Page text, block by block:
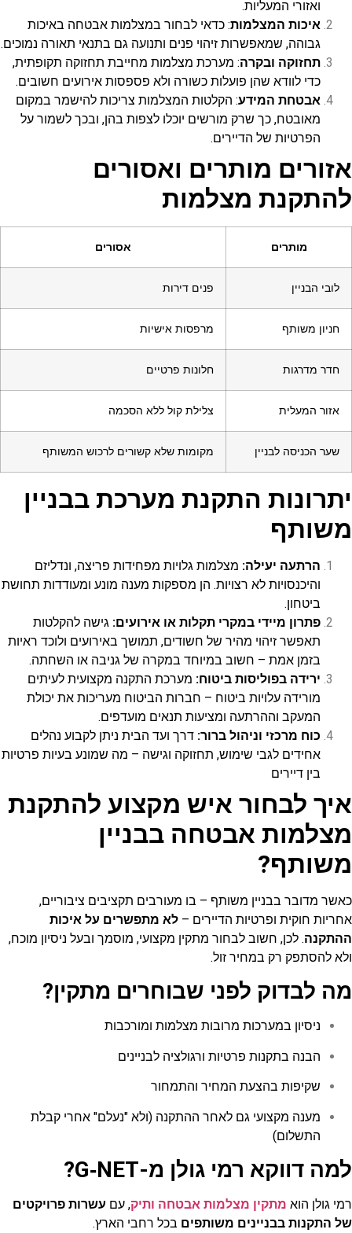
ואזורי המעליות.
איכות המצלמות: כדאי לבחור במצלמות אבטחה באיכות
גבוהה, שמאפשרות זיהוי פנים ותנועה גם בתנאי תאורה נמוכים.
תחזוקה ובקרה: מערכת מצלמות מחייבת תחזוקה תקופתית,
כדי לוודא שהן פועלות כשורה ולא פספסות אירועים חשובים.
אבטחת המידע: הקלטות המצלמות צריכות להישמר במקום
מאובטח, כך שרק מורשים יוכלו לצפות בהן, ובכך לשמור על
הפרטיות של הדיירים.
אזורים מותרים ואסורים
להתקנת מצלמות
מותרים אסורים
לובי הבניין פנים דירות
חניון משותף מרפסות אישיות
חדר מדרגות חלונות פרטיים
אזור המעלית צלילת קול ללא הסכמה
שער הכניסה לבניין מקומות שלא קשורים לרכוש המשותף
יתרונות התקנת מערכת בבניין
משותף
הרתעה יעילה: מצלמות גלויות מפחידות פריצה, ונדליזם
והיכנסויות לא רצויות. הן מספקות מענה מונע ומעודדות תחושת
ביטחון.
פתרון מיידי במקרי תקלות או אירועים: גישה להקלטות
תאפשר זיהוי מהיר של חשודים, תמושך באירועים ולוכד ראיות
בזמן אמת – חשוב במיוחד במקרה של גניבה או השחתה.
ירידה בפוליסות ביטוח: מערכת התקנה מקצועית לעיתים
מורידה עלויות ביטוח – חברות הביטוח מעריכות את יכולת
המעקב וההרתעה ומציעות תנאים מועדפים.
כוח מרכזי וניהול ברור: דרך ועד הבית ניתן לקבוע נהלים
אחידים לגבי שימוש, תחזוקה וגישה – מה שמונע בעיות פרטיות
בין דיירים
איך לבחור איש מקצוע להתקנת
מצלמות אבטחה בבניין
משותף?
כאשר מדובר בבניין משותף – בו מעורבים תקציבים ציבוריים,
אחריות חוקית ופרטיות הדיירים – לא מתפשרים על איכות
ההתקנה. לכן, חשוב לבחור מתקין מקצועי, מוסמך ובעל ניסיון מוכח,
ולא להסתפק רק במחיר זול.
מה לבדוק לפני שבוחרים מתקין?
ניסיון במערכות מרובות מצלמות ומורכבות
הבנה בתקנות פרטיות ורגולציה לבניינים
שקיפות בהצעת המחיר והתמחור
מענה מקצועי גם לאחר ההתקנה (ולא "נעלם" אחרי קבלת
התשלום)
למה דווקא רמי גולן מ-G‑NET?
רמי גולן הוא מתקין מצלמות אבטחה ותיק, עם עשרות פרויקטים
של התקנות בבניינים משותפים בכל רחבי הארץ.